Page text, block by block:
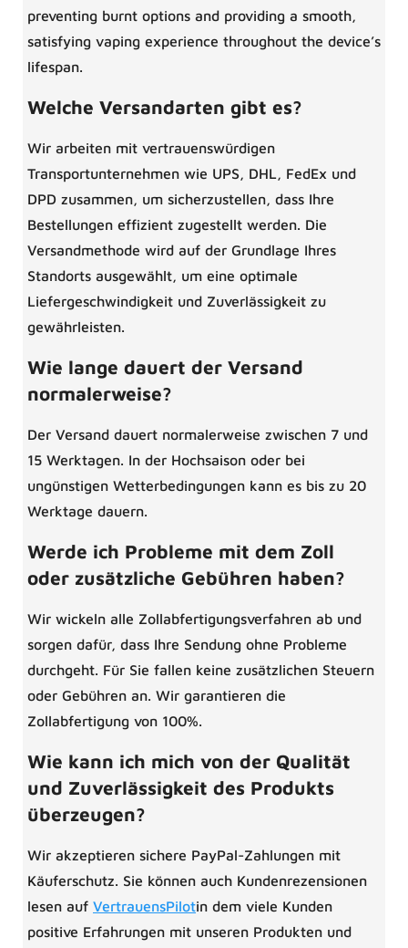
preventing burnt options and providing a smooth,
satisfying vaping experience throughout the device’s
lifespan.
Welche Versandarten gibt es?
Wir arbeiten mit vertrauenswürdigen
Transportunternehmen wie UPS, DHL, FedEx und
DPD zusammen, um sicherzustellen, dass Ihre
Bestellungen effizient zugestellt werden. Die
Versandmethode wird auf der Grundlage Ihres
Standorts ausgewählt, um eine optimale
Liefergeschwindigkeit und Zuverlässigkeit zu
gewährleisten.
Wie lange dauert der Versand
normalerweise?
Der Versand dauert normalerweise zwischen 7 und
15 Werktagen. In der Hochsaison oder bei
ungünstigen Wetterbedingungen kann es bis zu 20
Werktage dauern.
Werde ich Probleme mit dem Zoll
oder zusätzliche Gebühren haben?
Wir wickeln alle Zollabfertigungsverfahren ab und
sorgen dafür, dass Ihre Sendung ohne Probleme
durchgeht. Für Sie fallen keine zusätzlichen Steuern
oder Gebühren an. Wir garantieren die
Zollabfertigung von 100%.
Wie kann ich mich von der Qualität
und Zuverlässigkeit des Produkts
überzeugen?
Wir akzeptieren sichere PayPal-Zahlungen mit
Käuferschutz. Sie können auch Kundenrezensionen
lesen auf VertrauensPilotin dem viele Kunden
positive Erfahrungen mit unseren Produkten und